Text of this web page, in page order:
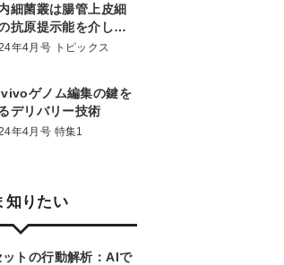
細菌叢は腸管上皮細
抗原提示能を介して
移植片対宿主病をコ
年4月号 トピックス
ゲノム編集の鍵を
デリバリー技術
年4月号 特集1
知りたい
トの行動解析：AIで